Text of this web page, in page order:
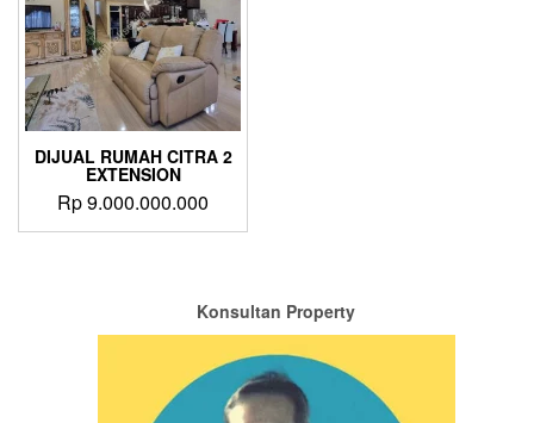
DIJUAL RUMAH CITRA 2
EXTENSION
Rp9.000.000.000
Konsultan Property